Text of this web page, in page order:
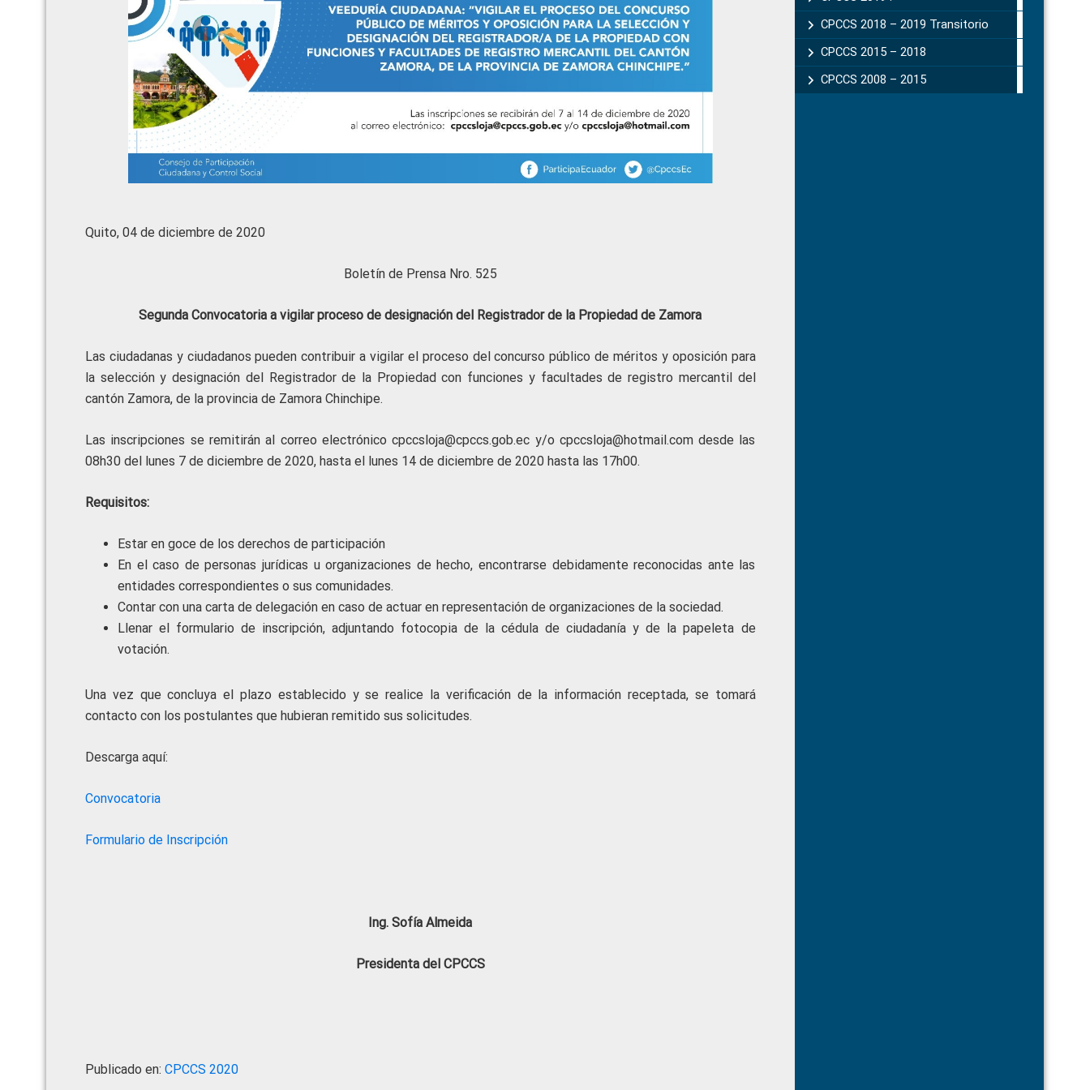
Quito, 04 de diciembre de 2020
Boletín de Prensa Nro. 525
Segunda Convocatoria a vigilar proceso de designación del Registrador de la Propiedad de Zamora
Las ciudadanas y ciudadanos pueden contribuir a vigilar el proceso del concurso público de méritos y oposición para
la selección y designación del Registrador de la Propiedad con funciones y facultades de registro mercantil del
cantón Zamora, de la provincia de Zamora Chinchipe.
Las inscripciones se remitirán al correo electrónico cpccsloja@cpccs.gob.ec y/o cpccsloja@hotmail.com desde las
08h30 del lunes 7 de diciembre de 2020, hasta el lunes 14 de diciembre de 2020 hasta las 17h00.
Requisitos:
Estar en goce de los derechos de participación
En el caso de personas jurídicas u organizaciones de hecho, encontrarse debidamente reconocidas ante las
entidades correspondientes o sus comunidades.
Contar con una carta de delegación en caso de actuar en representación de organizaciones de la sociedad.
Llenar el formulario de inscripción, adjuntando fotocopia de la cédula de ciudadanía y de la papeleta de
votación.
Una vez que concluya el plazo establecido y se realice la verificación de la información receptada, se tomará
contacto con los postulantes que hubieran remitido sus solicitudes.
Descarga aquí:
Convocatoria
Formulario de Inscripción
Ing. Sofía Almeida
Presidenta del CPCCS
Publicado en: CPCCS 2020
CPCCS 2018 – 2019 Transitorio
CPCCS 2015 – 2018
CPCCS 2008 – 2015